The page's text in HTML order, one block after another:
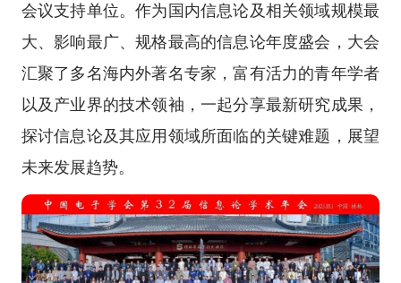
会议支持单位。作为国内信息论及相关领域规模最
大、影响最广、规格最高的信息论年度盛会，大会
汇聚了多名海内外著名专家，富有活力的青年学者
以及产业界的技术领袖，一起分享最新研究成果，
探讨信息论及其应用领域所面临的关键难题，展望
未来发展趋势。